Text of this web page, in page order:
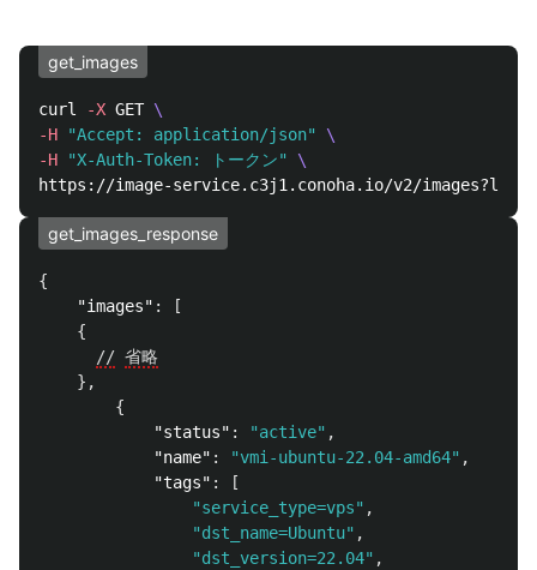
get_images
curl -X GET \
-H
"Accept: application/json"
\
-H
"X-Auth-Token: トークン"
\
https://image-service.c3j1.conoha.io/v2/images?limit
get_images_response
{
"images" :
[
{
// 省略
},
{
"status" : "active" ,
"name" : "vmi-ubuntu-22.04-amd64" ,
"tags" :
[
"service_type=vps" ,
"dst_name=Ubuntu" ,
"dst_version=22.04" ,